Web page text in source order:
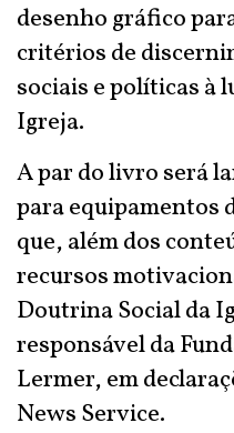
desenho gráfico
critérios de
sociais e políticas à
Igreja.
A par do livro será
para equipamentos
que, além dos
recursos
Doutrina Social da
responsável da
Lermer, em
News Service.